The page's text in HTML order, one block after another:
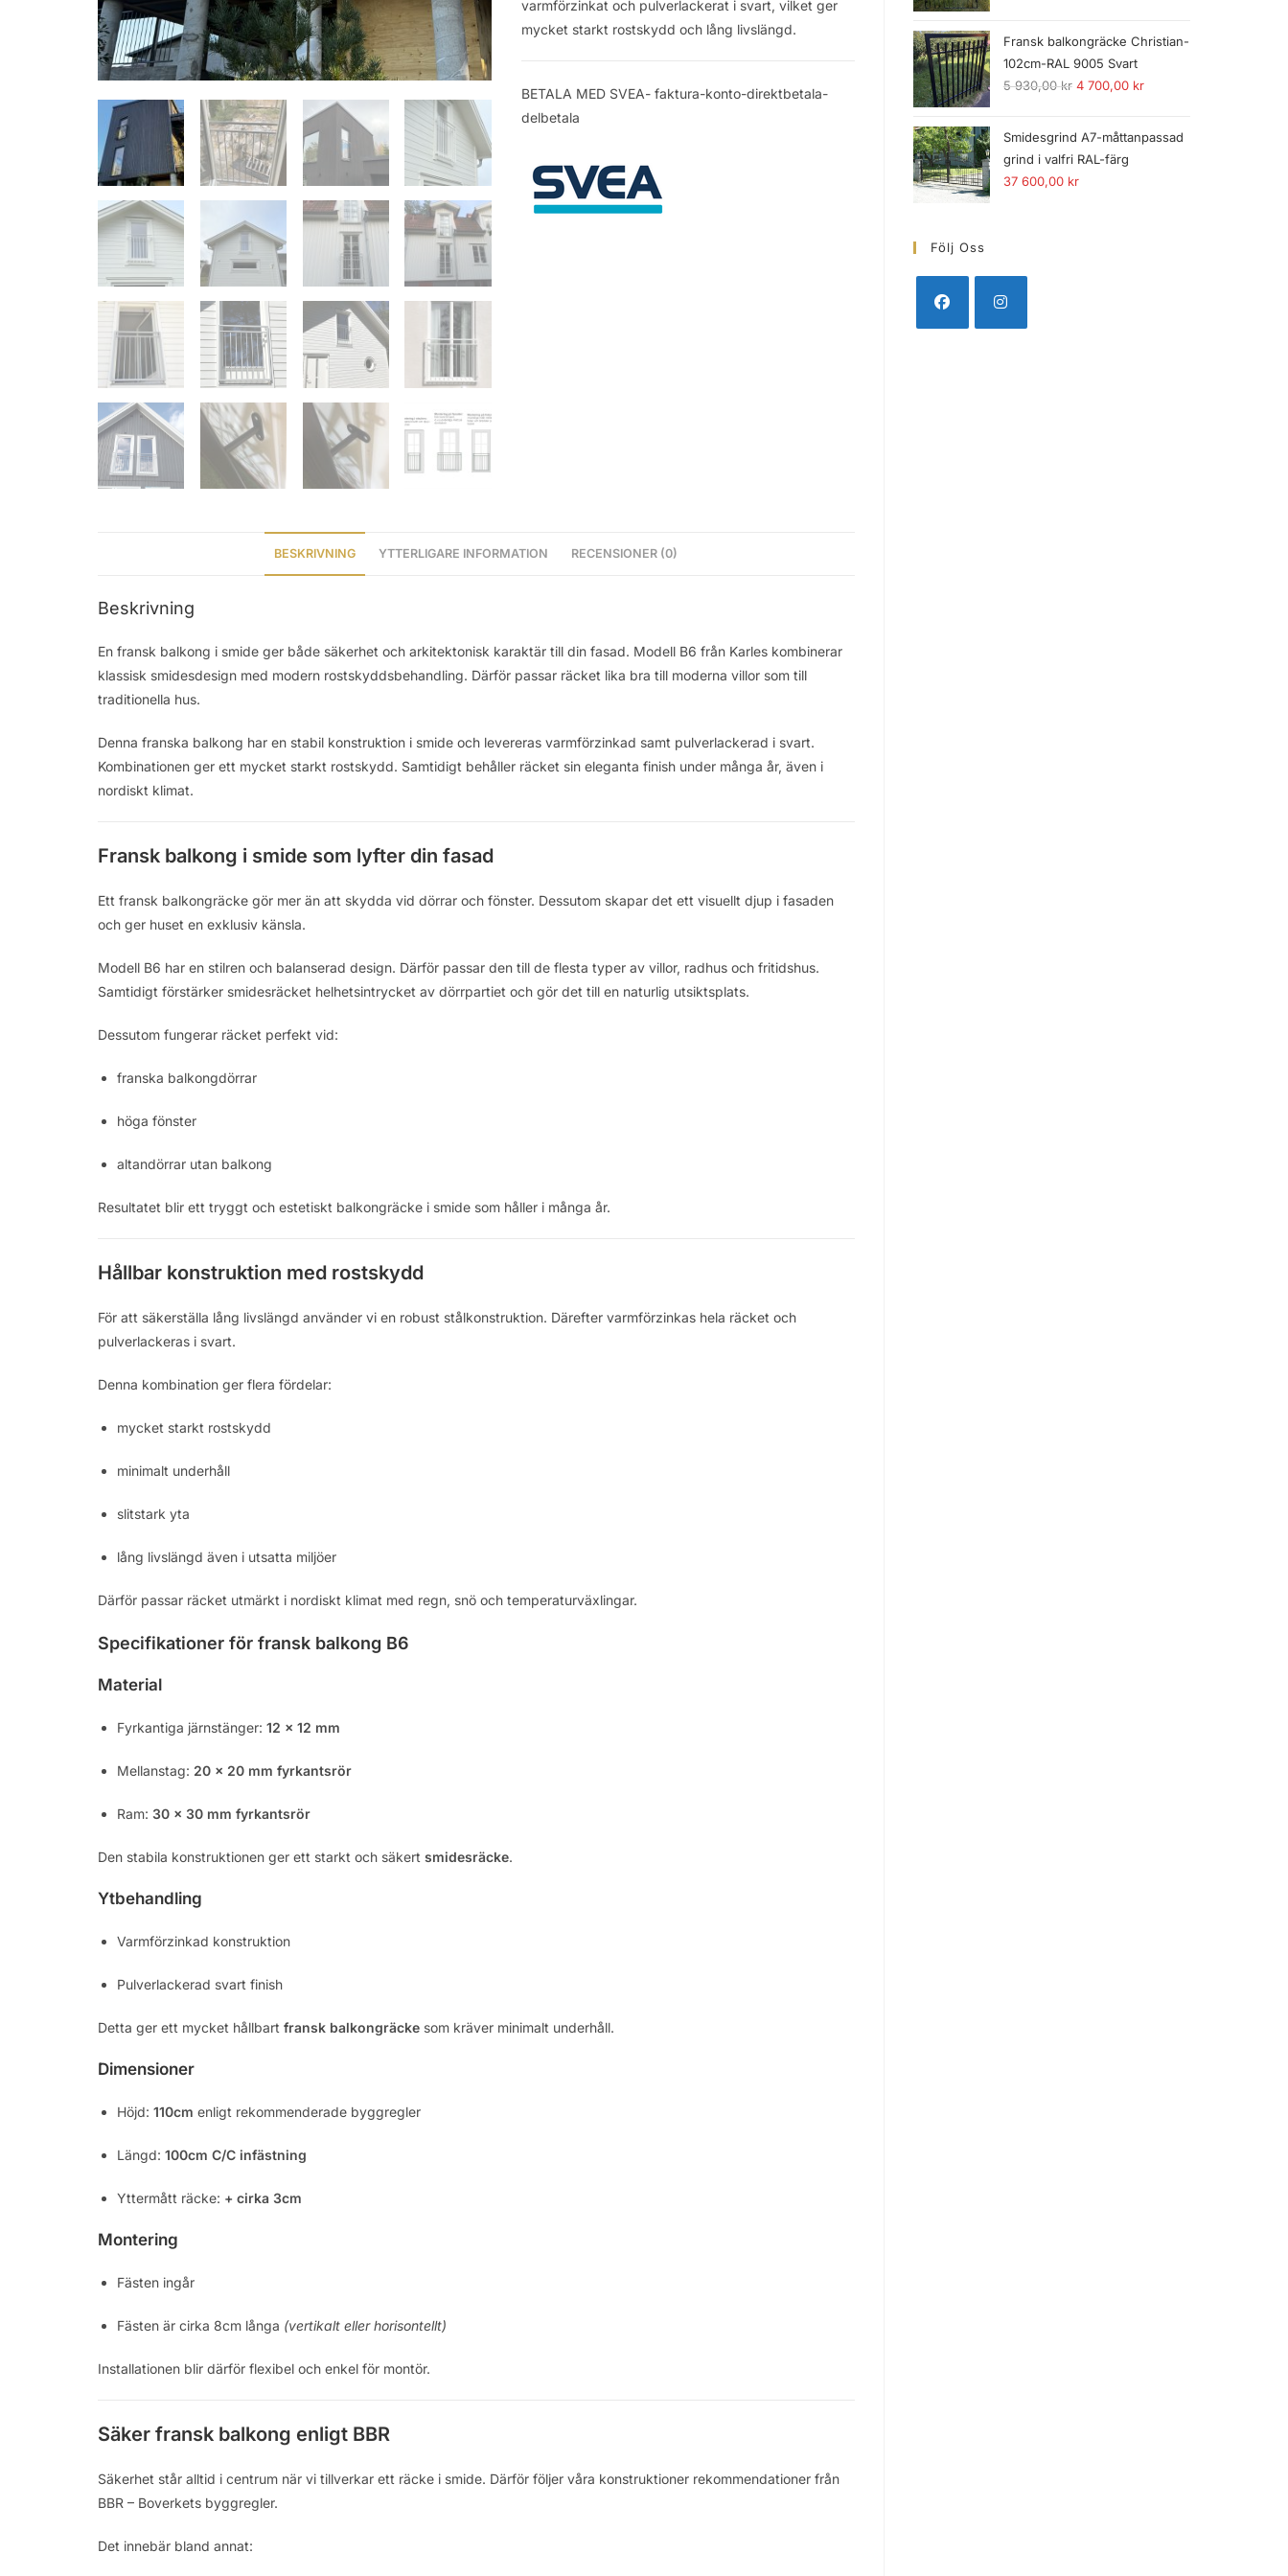
varmförzinkat och pulverlackerat i svart, vilket ger
mycket starkt rostskydd och lång livslängd.
BETALA MED SVEA- faktura-konto-direktbetala-
delbetala
BESKRIVNING YTTERLIGARE INFORMATION RECENSIONER (0)
Beskrivning
En fransk balkong i smide ger både säkerhet och arkitektonisk karaktär till din fasad. Modell B6 från Karles kombinerar
klassisk smidesdesign med modern rostskyddsbehandling. Därför passar räcket lika bra till moderna villor som till
traditionella hus.
Denna franska balkong har en stabil konstruktion i smide och levereras varmförzinkad samt pulverlackerad i svart.
Kombinationen ger ett mycket starkt rostskydd. Samtidigt behåller räcket sin eleganta finish under många år, även i
nordiskt klimat.
Fransk balkong i smide som lyfter din fasad
Ett fransk balkongräcke gör mer än att skydda vid dörrar och fönster. Dessutom skapar det ett visuellt djup i fasaden
och ger huset en exklusiv känsla.
Modell B6 har en stilren och balanserad design. Därför passar den till de flesta typer av villor, radhus och fritidshus.
Samtidigt förstärker smidesräcket helhetsintrycket av dörrpartiet och gör det till en naturlig utsiktsplats.
Dessutom fungerar räcket perfekt vid:
franska balkongdörrar
höga fönster
altandörrar utan balkong
Resultatet blir ett tryggt och estetiskt balkongräcke i smide som håller i många år.
Hållbar konstruktion med rostskydd
För att säkerställa lång livslängd använder vi en robust stålkonstruktion. Därefter varmförzinkas hela räcket och
pulverlackeras i svart.
Denna kombination ger flera fördelar:
mycket starkt rostskydd
minimalt underhåll
slitstark yta
lång livslängd även i utsatta miljöer
Därför passar räcket utmärkt i nordiskt klimat med regn, snö och temperaturväxlingar.
Specifikationer för fransk balkong B6
Material
Fyrkantiga järnstänger: 12 × 12 mm
Mellanstag: 20 × 20 mm fyrkantsrör
Ram: 30 × 30 mm fyrkantsrör
Den stabila konstruktionen ger ett starkt och säkert smidesräcke.
Ytbehandling
Varmförzinkad konstruktion
Pulverlackerad svart finish
Detta ger ett mycket hållbart fransk balkongräcke som kräver minimalt underhåll.
Dimensioner
Höjd: 110cm enligt rekommenderade byggregler
Längd: 100cm C/C infästning
Yttermått räcke: + cirka 3cm
Montering
Fästen ingår
Fästen är cirka 8cm långa (vertikalt eller horisontellt)
Installationen blir därför flexibel och enkel för montör.
Säker fransk balkong enligt BBR
Säkerhet står alltid i centrum när vi tillverkar ett räcke i smide. Därför följer våra konstruktioner rekommendationer från
BBR – Boverkets byggregler.
Det innebär bland annat:
Fransk balkongräcke Christian-
102cm-RAL 9005 Svart
5 930,00kr 4 700,00 kr
Smidesgrind A7-måttanpassad
grind i valfri RAL-färg
37 600,00 kr
Följ Oss